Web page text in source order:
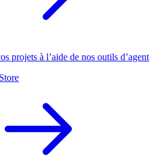
projets à l’aide de nos outils d’agent